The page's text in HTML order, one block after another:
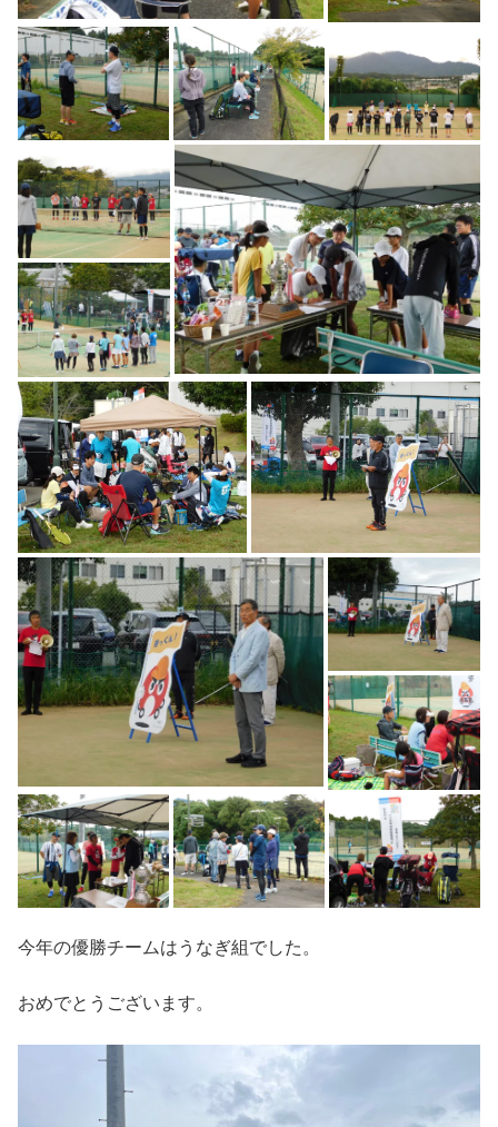
今年の優勝チームはうなぎ組でした。
おめでとうございます。